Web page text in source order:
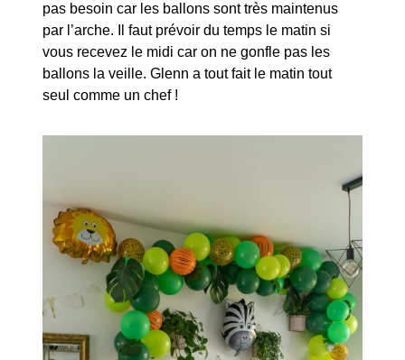
pas besoin car les ballons sont très maintenus
par l’arche. Il faut prévoir du temps le matin si
vous recevez le midi car on ne gonfle pas les
ballons la veille. Glenn a tout fait le matin tout
seul comme un chef !